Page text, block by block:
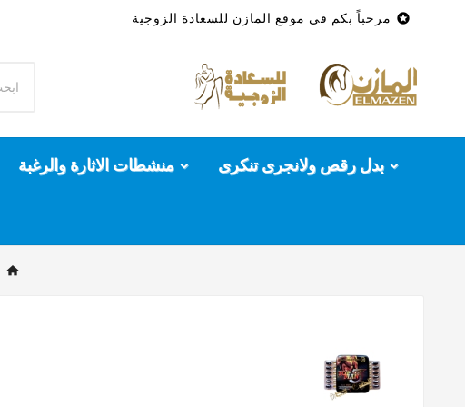
 مرحباً بكم في موقع المازن للسعادة الزوجية
بدل رقص ولانجرى تنكرى منشطات الاثارة والرغبة